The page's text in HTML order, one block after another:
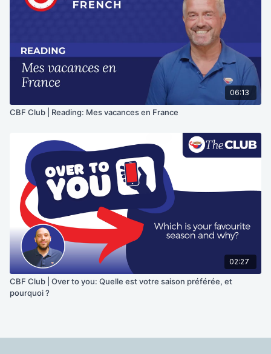
06:13
CBF Club | Reading: Mes vacances en France
02:27
CBF Club | Over to you: Quelle est votre saison préférée, et
pourquoi ?